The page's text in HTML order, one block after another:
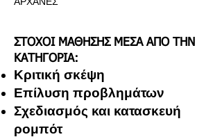
ΣΤΟΧΟΙ ΜΑΘΗΣΗΣ ΜΕΣΑ ΑΠΟ ΤΗΝ
ΚΑΤΗΓΟΡΙΑ:
Κριτική σκέψη
Επίλυση προβλημάτων
Σχεδιασμός και κατασκευή
ρομπότ